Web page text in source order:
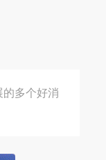
多个好消